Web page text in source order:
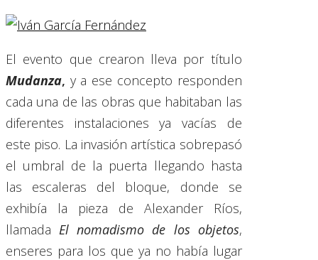
El evento que crearon lleva por título
Mudanza, y a ese concepto responden
cada una de las obras que habitaban las
diferentes instalaciones ya vacías de
este piso. La invasión artística sobrepasó
el umbral de la puerta llegando hasta
las escaleras del bloque, donde se
exhibía la pieza de Alexander Ríos,
llamadaEl nomadismo de los objetos,
enseres para los que ya no había lugar